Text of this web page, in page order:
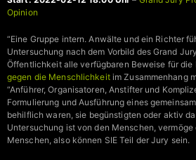
Opinion
“Eine Gruppe intern. Anwälte und ein Richter
Untersuchung nach dem Vorbild des Grand
Öffentlichkeit alle verfügbaren Beweise für die
gegen die Menschlichkeitim Zusammenhang
“Anführer, Organisatoren, Anstifter und
Formulierung und Ausführung eines
behilflich waren, sie begünstigten oder aktiv
Untersuchung ist von den Menschen,
Menschen, also können SIE Teil der Jury sein.